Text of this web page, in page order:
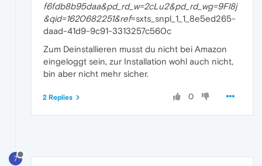
f6fdb8b95daa&pd_rd_w=2cLu2&pd_rd_wg=9Fl8j
&qid=1620682251&ref=sxts_snpl_1_1_8e5ed265-
daad-41d9-9c91-3313257c560c
Zum Deinstallieren musst du nicht bei Amazon
eingeloggt sein, zur Installation wohl auch nicht,
bin aber nicht mehr sicher.
0
2 Replies
7